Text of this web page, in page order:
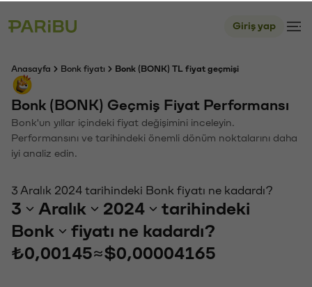
Giriş yap
Anasayfa Bonk fiyatı Bonk (BONK) TL fiyat geçmişi
Bonk (BONK) Geçmiş Fiyat Performansı
Bonk'un yıllar içindeki fiyat değişimini inceleyin.
Performansını ve tarihindeki önemli dönüm noktalarını daha
iyi analiz edin.
3 Aralık 2024 tarihindeki Bonk fiyatı ne kadardı?
3 Aralık 2024
tarihindeki
Bonk
fiyatı ne kadardı?
₺0,00145≈$0,00004165